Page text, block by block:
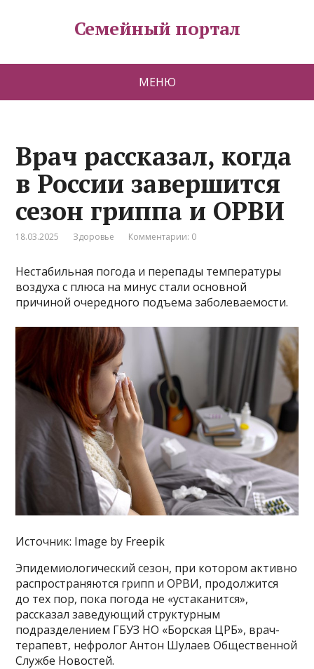
Семейный портал
МЕНЮ
Врач рассказал, когда
в России завершится
сезон гриппа и ОРВИ
18.03.2025 Здоровье Комментарии: 0
Нестабильная погода и перепады температуры
воздуха с плюса на минус стали основной
причиной очередного подъема заболеваемости.
Источник: Image by Freepik
Эпидемиологический сезон, при котором активно
распространяются грипп и ОРВИ, продолжится
до тех пор, пока погода не «устаканится»,
рассказал заведующий структурным
подразделением ГБУЗ НО «Борская ЦРБ», врач-
терапевт, нефролог Антон Шулаев Общественной
Службе Новостей.